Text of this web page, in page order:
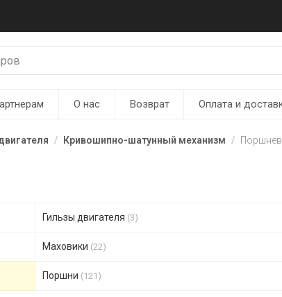
О нас Возврат Оплата и
Кривошипно-шатунный механизм
Гильзы двигателя (3)
Маховики (22)
Поршни (121)